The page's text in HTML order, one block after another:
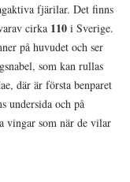
fjärilar. Det finns
cirka 110 i Sverige.
på huvudet och ser
som kan rullas
där är första benparet
undersida och på
vingar som när de vilar